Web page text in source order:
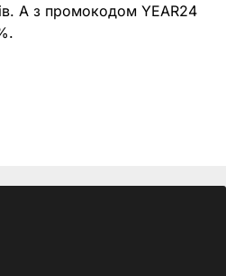
А з промокодом YEAR24